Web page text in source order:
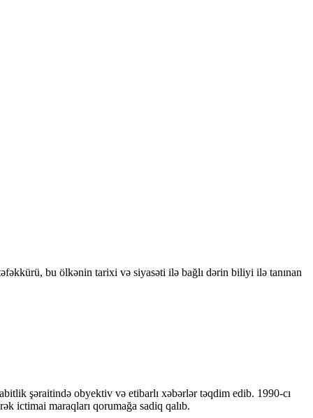
bu ölkənin tarixi və siyasəti ilə bağlı dərin biliyi ilə tanınan
şəraitində obyektiv və etibarlı xəbərlər təqdim edib. 1990-cı
ictimai maraqları qorumağa sadiq qalıb.